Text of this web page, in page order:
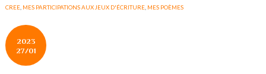
CREE MES PARTICIPATIONS AUX JEUX D'ÉCRITURE MES POÈMES
2023
27/01